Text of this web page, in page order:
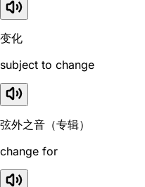
变化
subject to change
弦外之音（专辑）
change for